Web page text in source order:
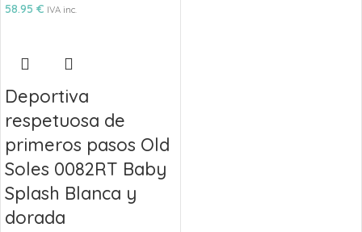
58.95 € IVA inc.
Deportiva
respetuosa de
primeros pasos Old
Soles 0082RT Baby
Splash Blanca y
dorada